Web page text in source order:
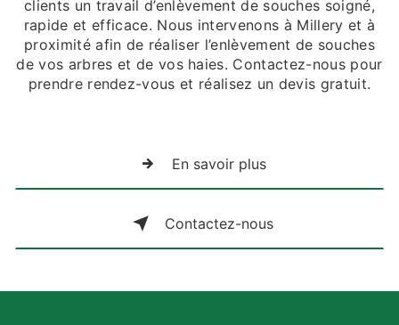
clients un travail d’enlèvement de souches soigné,
rapide et efficace. Nous intervenons à Millery et à
proximité afin de réaliser l’enlèvement de souches
de vos arbres et de vos haies. Contactez-nous pour
prendre rendez-vous et réalisez un devis gratuit.
En savoir plus
Contactez-nous